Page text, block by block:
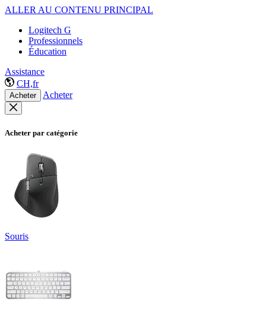
ALLER AU CONTENU PRINCIPAL
Logitech G
Professionnels
Éducation
Assistance
CH,fr
Acheter Acheter
Acheter par catégorie
Souris